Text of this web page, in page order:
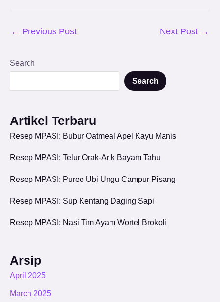
← Previous Post Next Post →
Search
Search
Artikel Terbaru
Resep MPASI: Bubur Oatmeal Apel Kayu Manis
Resep MPASI: Telur Orak-Arik Bayam Tahu
Resep MPASI: Puree Ubi Ungu Campur Pisang
Resep MPASI: Sup Kentang Daging Sapi
Resep MPASI: Nasi Tim Ayam Wortel Brokoli
Arsip
April 2025
March 2025